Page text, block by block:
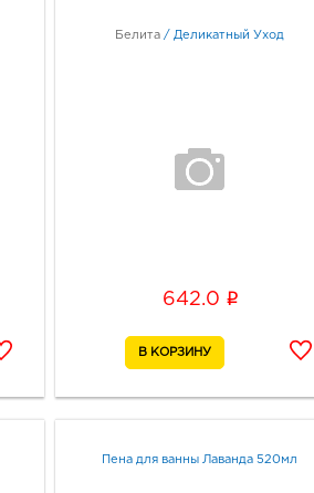
Белита / Деликатный Уход
642.0 i
Пена для ванны Лаванда 520мл